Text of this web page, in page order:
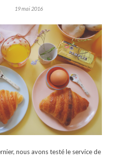
19 mai 2016
nous avons testé le service de